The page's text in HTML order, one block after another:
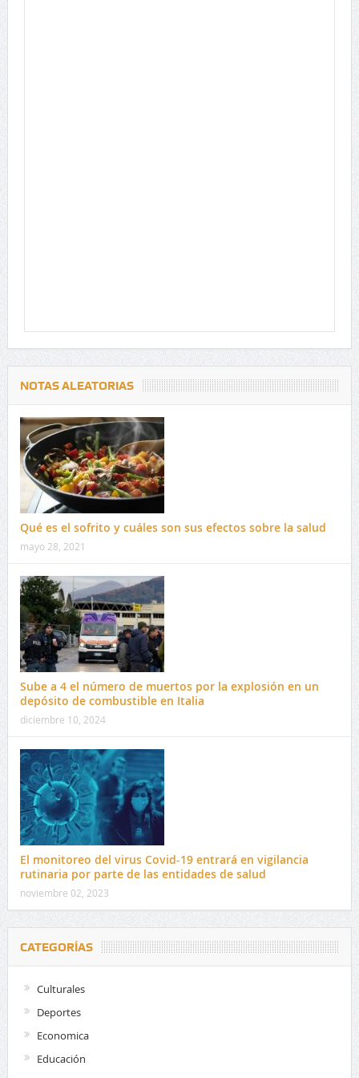
NOTAS ALEATORIAS
Qué es el sofrito y cuáles son sus efectos sobre la salud
mayo 28, 2021
Sube a 4 el número de muertos por la explosión en un
depósito de combustible en Italia
diciembre 10, 2024
El monitoreo del virus Covid-19 entrará en vigilancia
rutinaria por parte de las entidades de salud
noviembre 02, 2023
CATEGORÍAS
Culturales
Deportes
Economica
Educación